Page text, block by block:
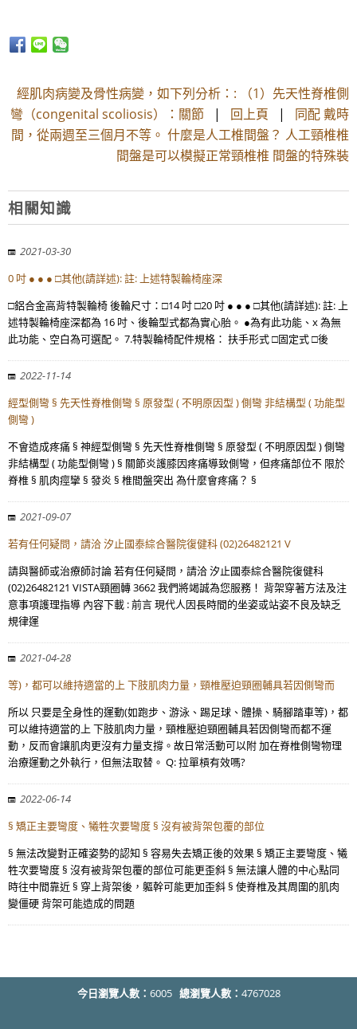
經肌肉病變及骨性病變，如下列分析：: （1）先天性脊椎側
彎（congenital scoliosis）：關節 | 回上頁 | 同配 戴時
間，從兩週至三個月不等。 什麼是人工椎間盤？ 人工頸椎椎
間盤是可以模擬正常頸椎椎 間盤的特殊裝
相關知識
2021-03-30
0 吋 ● ● ● □其他(請詳述): 註: 上述特製輪椅座深
□鋁合金高背特製輪椅 後輪尺寸：□14 吋 □20 吋 ● ● ● □其他(請詳述): 註: 上
述特製輪椅座深都為 16 吋、後輪型式都為實心胎。 ●為有此功能、x 為無
此功能、空白為可選配。 7.特製輪椅配件規格： 扶手形式 □固定式 □後
2022-11-14
經型側彎 § 先天性脊椎側彎 § 原發型 ( 不明原因型 ) 側彎 非結構型 ( 功能型
側彎 )
不會造成疼痛 § 神經型側彎 § 先天性脊椎側彎 § 原發型 ( 不明原因型 ) 側彎
非結構型 ( 功能型側彎 ) § 關節炎護膝因疼痛導致側彎，但疼痛部位不 限於
脊椎 § 肌肉痙攣 § 發炎 § 椎間盤突出 為什麼會疼痛？ §
2021-09-07
若有任何疑問，請洽 汐止國泰綜合醫院復健科 (02)26482121 V
請與醫師或治療師討論 若有任何疑問，請洽 汐止國泰綜合醫院復健科
(02)26482121 VISTA頸圈轉 3662 我們將竭誠為您服務！ 背架穿著方法及注
意事項護理指導 內容下載 : 前言 現代人因長時間的坐姿或站姿不良及缺乏
規律運
2021-04-28
等)，都可以維持適當的上 下肢肌肉力量，頸椎壓迫頸圈輔具若因側彎而
所以 只要是全身性的運動(如跑步、游泳、踢足球、體操、騎腳踏車等)，都
可以維持適當的上 下肢肌肉力量，頸椎壓迫頸圈輔具若因側彎而都不運
動，反而會讓肌肉更沒有力量支撐。故日常活動可以附 加在脊椎側彎物理
治療運動之外執行，但無法取替。 Q: 拉單槓有效嗎?
2022-06-14
§ 矯正主要彎度、犧牲次要彎度 § 沒有被背架包覆的部位
§ 無法改變對正確姿勢的認知 § 容易失去矯正後的效果 § 矯正主要彎度、犧
牲次要彎度 § 沒有被背架包覆的部位可能更歪斜 § 無法讓人體的中心點同
時往中間靠近 § 穿上背架後，軀幹可能更加歪斜 § 使脊椎及其周圍的肌肉
變僵硬 背架可能造成的問題
今日瀏覽人數： 6005 總瀏覽人數： 4767028